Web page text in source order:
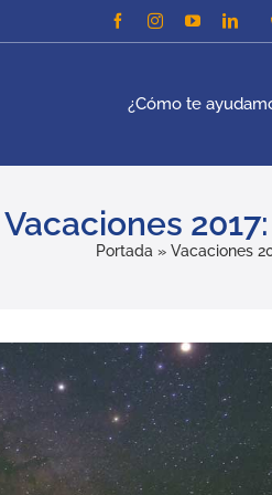
¿Cómo te
Vacaciones
Portada » Vacaciones